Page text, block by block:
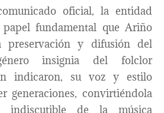
oficial, la entidad
fundamental que Ariño
preservación y difusión del
insignia del folclor
indicaron, su voz y estilo
generaciones, convirtiéndola
indiscutible de la música